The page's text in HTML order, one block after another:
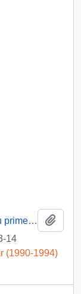
[El gobierno de Costa Rica saluda en su primer aniversario]
14
(1990-1994)